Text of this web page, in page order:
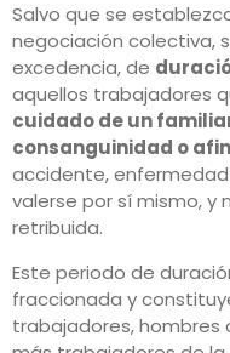
Salvo que se
negociación colectiva,
excedencia, de
aquellos trabajadores
cuidado de un
consanguinidad o
accidente,
valerse por sí mismo,
retribuida.
Este periodo de
fraccionada y
trabajadores, hombres